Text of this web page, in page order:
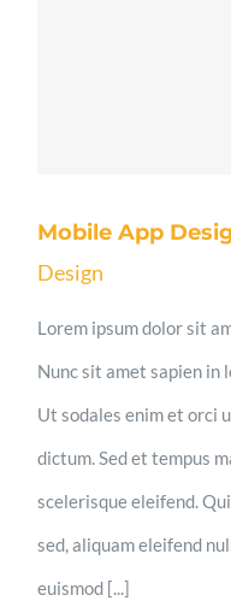
Mobile App
Design
Lorem ipsum dolor sit
Nunc sit amet sapien in
Ut sodales enim et orci
dictum. Sed et tempus
scelerisque eleifend.
sed, aliquam eleifend
euismod [...]